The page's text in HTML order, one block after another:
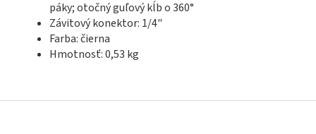
páky; otočný guľový kĺb o 360°
Závitový konektor: 1/4"
Farba: čierna
Hmotnosť: 0,53 kg